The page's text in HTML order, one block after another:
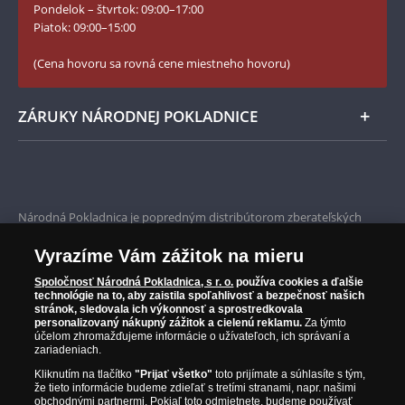
Numizmatické novinky
YouTube Národnej Pokladnice
Pondelok – štvrtok: 09:00–17:00
Piatok: 09:00–15:00
(Cena hovoru sa rovná cene miestneho hovoru)
ZÁRUKY NÁRODNEJ POKLADNICE
Iba originálne produkty
Národná Pokladnica je popredným distribútorom zberateľských
od roku 2010.
Národná Pokladnica je oficiálnym distribútorom numizmatických
emisií z viac ako 50 krajín, vrátane známych mincovní a emitentov
ako je Britská kráľovská mincovňa, Kráľovská kanadská mincovňa,
Parížska mincovňa, Nórska mincovňa, Fínska mincovňa alebo
Austrálska mincovňa Perth. Spoločnosť svojim zákazníkom a
zberateľom garantuje, že všetky produkty sú v originálnej a v
autentickosti.
Vyrazíme Vám zážitok na mieru
Spoločnosť Národná Pokladnica, s r. o. používa cookies a ďalšie
technológie na to, aby zaistila spoľahlivosť a bezpečnosť našich
stránok, sledovala ich výkonnosť a sprostredkovala
personalizovaný nákupný zážitok a cielenú reklamu. Za týmto
účelom zhromažďujeme informácie o užívateľoch, ich správaní a
zariadeniach.
Kliknutím na tlačítko"Prijať všetko" toto prijímate a súhlasíte s tým,
že tieto informácie budeme zdieľať s tretími stranami, napr. našimi
obchodnými partnermi. Pokiaľ toto odmietnete, budeme používať